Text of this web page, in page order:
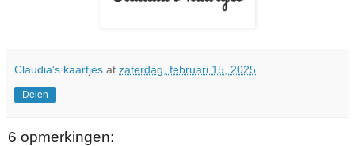
Claudia's kaartjes at zaterdag, februari 15, 2025
Delen
6 opmerkingen: